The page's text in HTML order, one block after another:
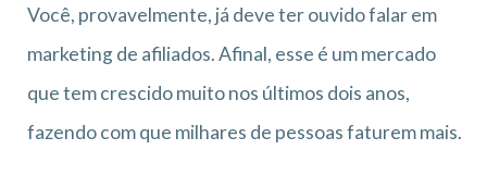
Você, provavelmente, já deve ter ouvido falar em
marketing de afiliados. Afinal, esse é um mercado
que tem crescido muito nos últimos dois anos,
fazendo com que milhares de pessoas faturem mais.